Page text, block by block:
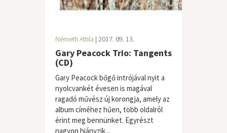
Németh Attila | 2017. 09. 13.
Gary Peacock Trio: Tangents
(CD)
Gary Peacock bőgő intrójával nyit a
nyolcvankét évesen is magával
ragadó művész új korongja, amely az
album címéhez hűen, több oldalról
érint meg bennünket. Egyrészt
nagyon hiányzik...